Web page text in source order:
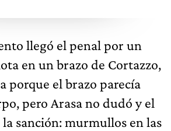
llegó el penal por un
en un brazo de Cortazzo,
porque el brazo parecía
pero Arasa no dudó y el
sanción: murmullos en las